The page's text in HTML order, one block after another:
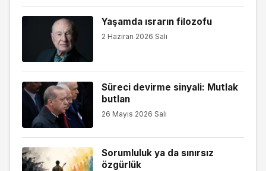
Yaşamda ısrarın filozofu
2 Haziran 2026 Salı
Süreci devirme sinyali: Mutlak
butlan
26 Mayıs 2026 Salı
Sorumluluk ya da sınırsız
özgürlük